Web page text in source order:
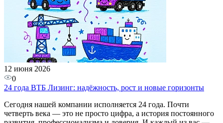
12 июня 2026
0
24 года ВТБ Лизинг: надёжность, рост и новые горизонты
Сегодня нашей компании исполняется 24 года. Почти
четверть века — это не просто цифра, а история постоянного